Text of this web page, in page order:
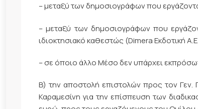
– μεταξύ των δημοσιογράφων που
– μεταξύ των δημοσιογράφων που
ιδιοκτησιακό καθεστώς (Dimera Εκδοτική
– σε όποιο άλλο Μέσο δεν υπάρχει
Β) την αποστολή επιστολών προς τον Γεν.
Καραμεσίνη για την επίσπευση των